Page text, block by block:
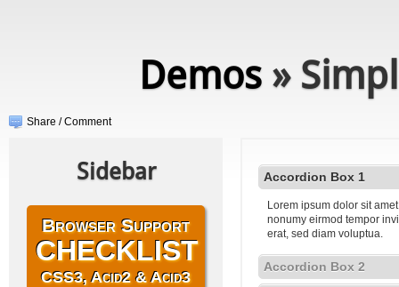
Demos»
Share / Comment
Accordion Box 1
Lorem ipsum dolor sit
nonumy eirmod tempor
erat, sed diam voluptua.
Accordion Box 2
Sidebar
Browser Support
CHECKLIST
CSS3, Acid2 & Acid3